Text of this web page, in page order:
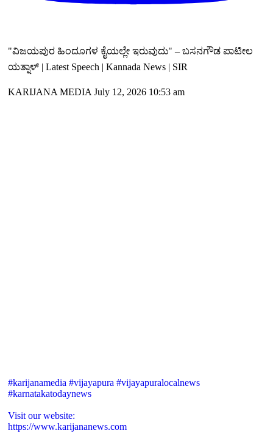
"ವಿಜಯಪುರ ಹಿಂದೂಗಳ ಕೈಯಲ್ಲೇ ಇರುವುದು" – ಬಸನಗೌಡ ಪಾಟೀಲ
ಯತ್ನಾಳ್ | Latest Speech | Kannada News | SIR
KARIJANA MEDIA July 12, 2026 10:53 am
#karijanamedia #vijayapura #vijayapuralocalnews
#karnatakatodaynews
Visit our website:
https://www.karijananews.com